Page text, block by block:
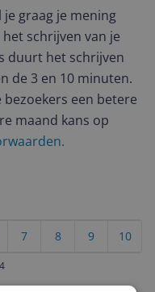
graag je mening
schrijven van je
duurt het schrijven
de 3 en 10 minuten.
een betere
maand kans op
10
9
8
7